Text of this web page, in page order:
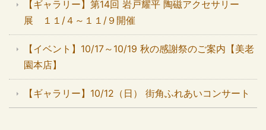
【ギャラリー】第14回 岩戸耀平 陶磁アクセサリー
展 １１/４～１１/９開催
【イベント】10/17～10/19 秋の感謝祭のご案内【美老
園本店】
【ギャラリー】10/12（日） 街角ふれあいコンサート